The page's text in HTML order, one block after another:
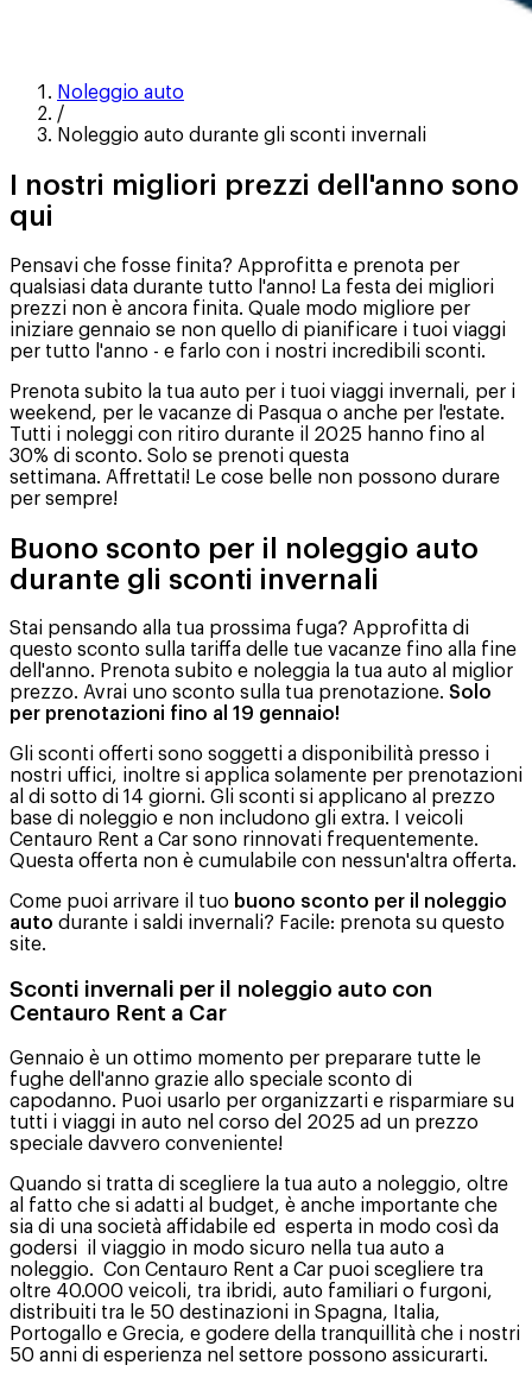
Noleggio auto
/
Noleggio auto durante gli sconti invernali
I nostri migliori prezzi dell'anno sono
qui
Pensavi che fosse finita? Approfitta e prenota per
qualsiasi data durante tutto l'anno! La festa dei migliori
prezzi non è ancora finita. Quale modo migliore per
iniziare gennaio se non quello di pianificare i tuoi viaggi
per tutto l'anno - e farlo con i nostri incredibili sconti.
Prenota subito la tua auto per i tuoi viaggi invernali, per i
weekend, per le vacanze di Pasqua o anche per l'estate.
Tutti i noleggi con ritiro durante il 2025 hanno fino al
30% di sconto. Solo se prenoti questa
settimana. Affrettati! Le cose belle non possono durare
per sempre!
Buono sconto per il noleggio auto
durante gli sconti invernali
Stai pensando alla tua prossima fuga? Approfitta di
questo sconto sulla tariffa delle tue vacanze fino alla fine
dell'anno. Prenota subito e noleggia la tua auto al miglior
prezzo. Avrai uno sconto sulla tua prenotazione. Solo
per prenotazioni fino al 19 gennaio!
Gli sconti offerti sono soggetti a disponibilità presso i
nostri uffici, inoltre si applica solamente per prenotazioni
al di sotto di 14 giorni. Gli sconti si applicano al prezzo
base di noleggio e non includono gli extra. I veicoli
Centauro Rent a Car sono rinnovati frequentemente.
Questa offerta non è cumulabile con nessun'altra offerta.
Come puoi arrivare il tuo buono sconto per il noleggio
auto durante i saldi invernali? Facile: prenota su questo
site.
Sconti invernali per il noleggio auto con
Centauro Rent a Car
Gennaio è un ottimo momento per preparare tutte le
fughe dell'anno grazie allo speciale sconto di
capodanno. Puoi usarlo per organizzarti e risparmiare su
tutti i viaggi in auto nel corso del 2025 ad un prezzo
speciale davvero conveniente!
Quando si tratta di scegliere la tua auto a noleggio, oltre
al fatto che si adatti al budget, è anche importante che
sia di una società affidabile ed esperta in modo così da
godersi il viaggio in modo sicuro nella tua auto a
noleggio. Con Centauro Rent a Car puoi scegliere tra
oltre 40.000 veicoli, tra ibridi, auto familiari o furgoni,
distribuiti tra le 50 destinazioni in Spagna, Italia,
Portogallo e Grecia, e godere della tranquillità che i nostri
50 anni di esperienza nel settore possono assicurarti.